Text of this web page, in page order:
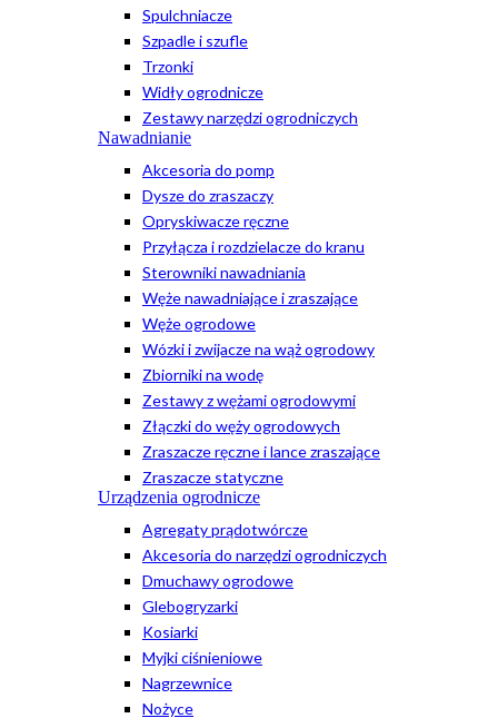
Spulchniacze
Szpadle i szufle
Trzonki
Widły ogrodnicze
Zestawy narzędzi ogrodniczych
Nawadnianie
Akcesoria do pomp
Dysze do zraszaczy
Opryskiwacze ręczne
Przyłącza i rozdzielacze do kranu
Sterowniki nawadniania
Węże nawadniające i zraszające
Węże ogrodowe
Wózki i zwijacze na wąż ogrodowy
Zbiorniki na wodę
Zestawy z wężami ogrodowymi
Złączki do węży ogrodowych
Zraszacze ręczne i lance zraszające
Zraszacze statyczne
Urządzenia ogrodnicze
Agregaty prądotwórcze
Akcesoria do narzędzi ogrodniczych
Dmuchawy ogrodowe
Glebogryzarki
Kosiarki
Myjki ciśnieniowe
Nagrzewnice
Nożyce